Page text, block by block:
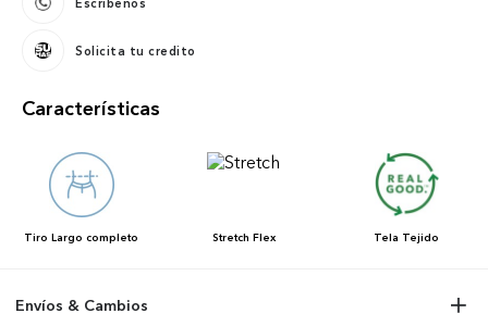
Solicita tu credito
Características
Tiro Largo completo Stretch Flex Tela Tejido
Envíos & Cambios